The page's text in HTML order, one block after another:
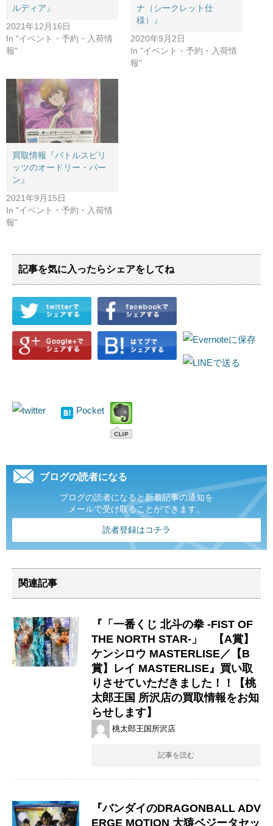
ルディア』
2021年12月16日
In "イベント・予約・入荷情
報"
ナ（シークレット仕
様）』
2020年9月2日
In "イベント・予約・入荷情
報"
買取情報『バトルスピリ
ッツのオードリー・バー
ン』
2021年9月15日
In "イベント・予約・入荷情
報"
記事を気に入ったらシェアをしてね
Pocket
ブログの読者になる
ブログの読者になると新着記事の通知を
メールで受け取ることができます。
読者登録はコチラ
関連記事
『「一番くじ 北斗の拳 -FIST OF
THE NORTH STAR-」 【A賞】
ケンシロウ MASTERLISE／【B
賞】レイ MASTERLISE』買い取
りさせていただきました！！【桃
太郎王国 所沢店の買取情報をお知
らせします】
桃太郎王国所沢店
記事を読む
『バンダイのDRAGONBALL ​ADV
ERGE ​MOTION ​大猿ベジータセッ